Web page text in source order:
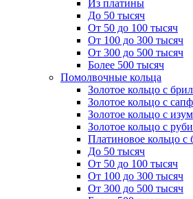
Из платины
До 50 тысяч
От 50 до 100 тысяч
От 100 до 300 тысяч
От 300 до 500 тысяч
Более 500 тысяч
Помолвочные кольца
Золотое кольцо с
Золотое кольцо с
Золотое кольцо с
Золотое кольцо с
Платиновое кольцо с
До 50 тысяч
От 50 до 100 тысяч
От 100 до 300 тысяч
От 300 до 500 тысяч